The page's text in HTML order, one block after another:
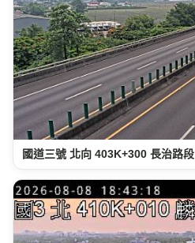
國道三號 北向 403K+300 長治路段